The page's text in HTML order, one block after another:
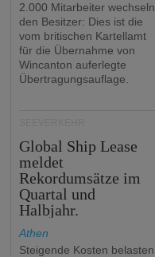
2.000 Mitarbeiter wechseln
den Besitzer: Dies ist die
vom britischen Kartellamt
für die Übernahme von
Wincanton auferlegte
Übertragungsauflage.
Global Ship Lease
meldet
Rekordumsätze im
Quartal und
Halbjahr.
Athen
Steigende Kosten belasten